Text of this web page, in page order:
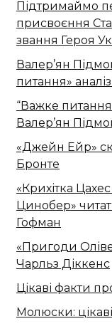
Підтримаймо
присвоєння
звання Героя
Валер’ян
питання»
“Важке
Валер’ян
«Джейн Ейр»
Бронте
«Крихітка
Цинобер»
Гофман
«Пригоди
Чарльз Діккенс
Цікаві факти
Молюски: